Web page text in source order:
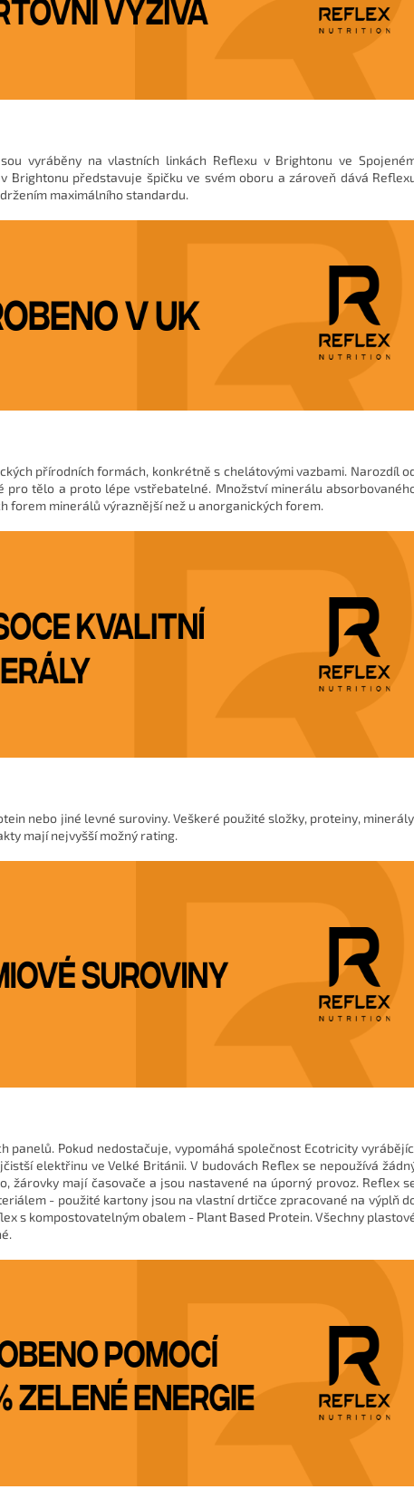
vyráběny na vlastních linkách Reflexu v Brightonu ve
Brightonu představuje špičku ve svém oboru a zároveň dává
maximálního standardu.
přírodních formách, konkrétně s chelátovými vazbami. Narozdíl
pro tělo a proto lépe vstřebatelné. Množství minerálu
forem minerálů výraznější než u anorganických forem.
nebo jiné levné suroviny. Veškeré použité složky, proteiny,
mají nejvyšší možný rating.
panelů. Pokud nedostačuje, vypomáhá společnost Ecotricity
elektřinu ve Velké Británii. V budovách Reflex se nepoužívá
žárovky mají časovače a jsou nastavené na úporný provoz. Reflex
- použité kartony jsou na vlastní drtičce zpracované na výplň
s kompostovatelným obalem - Plant Based Protein. Všechny